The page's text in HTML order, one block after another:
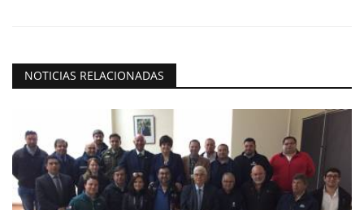
NOTICIAS RELACIONADAS